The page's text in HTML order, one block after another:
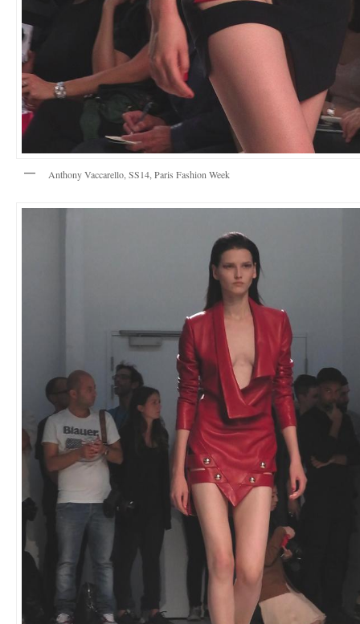
Anthony Vaccarello, SS14, Paris Fashion Week